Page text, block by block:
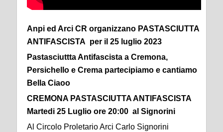
Anpi ed Arci CR organizzano PASTASCIUTTA
ANTIFASCISTA per il 25 luglio 2023
Pastasciuttta Antifascista a Cremona,
Persichello e Crema partecipiamo e cantiamo
Bella Ciaoo
CREMONA PASTASCIUTTA ANTIFASCISTA
Martedi 25 Luglio ore 20:00 al Signorini
Al Circolo Proletario Arci Carlo Signorini